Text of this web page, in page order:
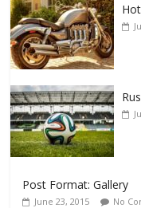
Post Format: Gallery
June 23, 2015 No